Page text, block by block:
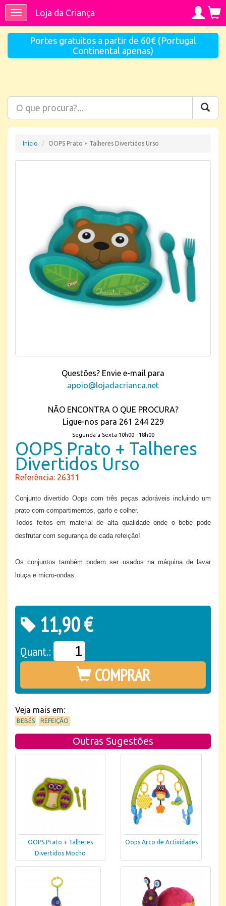
ToggleLoja da Criança
Portes gratuitos a partir de 60€ (Portugal
Continental apenas)
Início OOPS Prato + Talheres Divertidos Urso
Questões? Envie e-mail para
apoio@lojadacrianca.net
NÃO ENCONTRA O QUE PROCURA?
Ligue-nos para 261 244 229
Segunda a Sexta 10h00 - 18h00
OOPS Prato + Talheres
Divertidos Urso
Referência: 26311
Conjunto divertido Oops com três peças adoráveis incluindo um
prato com compartimentos, garfo e colher.
Todos feitos em material de alta qualidade onde o bebé pode
desfrutar com segurança de cada refeição!
Os conjuntos também podem ser usados na máquina de lavar
louça e micro-ondas.
11,90 €
Quant.:
COMPRAR
Veja mais em:
BEBÉS REFEIÇÃO
Outras Sugestões
OOPS Prato + Talheres
Divertidos Mocho
Oops Arco de Actividades